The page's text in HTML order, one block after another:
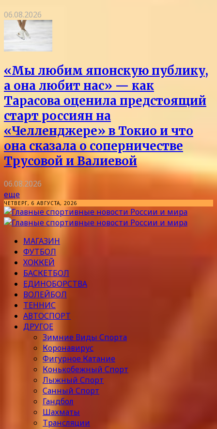
06.08.2026
«Мы любим японскую публику,
а она любит нас» — как
Тарасова оценила предстоящий
старт россиян на
«Челленджере» в Токио и что
она сказала о соперничестве
Трусовой и Валиевой
06.08.2026
еще
ЧЕТВЕРГ, 6 АВГУСТА, 2026
МАГАЗИН
ФУТБОЛ
ХОККЕЙ
БАСКЕТБОЛ
ЕДИНОБОРСТВА
ВОЛЕЙБОЛ
ТЕННИС
АВТОСПОРТ
ДРУГОЕ
Зимние Виды Спорта
Коронавирус
Фигурное Катание
Конькобежный Спорт
Лыжный Спорт
Санный Спорт
Гандбол
Шахматы
Трансляции